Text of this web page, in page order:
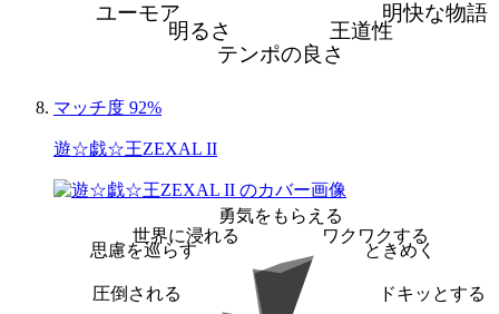
明快な物語
王道性
テンポの良さ
明るさ
ユーモア
マッチ度 92%
遊☆戯☆王ZEXAL II
勇気をもらえる
ワクワクする
ときめく
ドキッとする
圧倒される
思慮を巡らす
世界に浸れる